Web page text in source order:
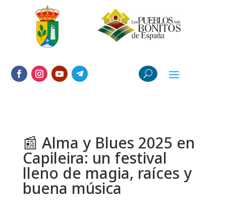
📰 Alma y Blues 2025 en
Capileira: un festival
lleno de magia, raíces y
buena música